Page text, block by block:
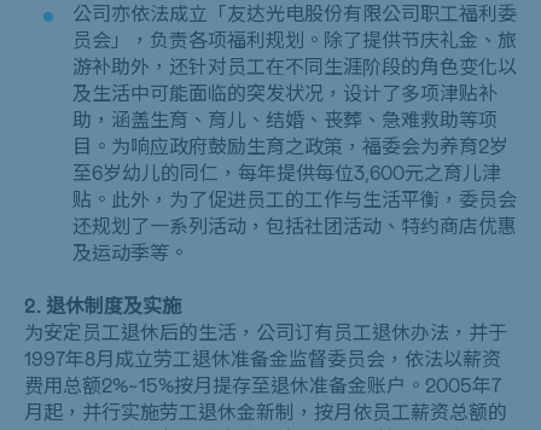
公司亦依法成立「友达光电股份有限公司职工福利委
员会」，负责各项福利规划。除了提供节庆礼金、旅
游补助外，还针对员工在不同生涯阶段的角色变化以
及生活中可能面临的突发状况，设计了多项津贴补
助，涵盖生育、育儿、结婚、丧葬、急难救助等项
目。为响应政府鼓励生育之政策，福委会为养育2岁
至6岁幼儿的同仁，每年提供每位3,600元之育儿津
贴。此外，为了促进员工的工作与生活平衡，委员会
还规划了一系列活动，包括社团活动、特约商店优惠
及运动季等。
2. 退休制度及实施
为安定员工退休后的生活，公司订有员工退休办法，并于
1997年8月成立劳工退休准备金监督委员会，依法以薪资
费用总额2%~15%按月提存至退休准备金账户。 2005年7
月起，并行实施劳工退休金新制，按月依员工薪资总额的